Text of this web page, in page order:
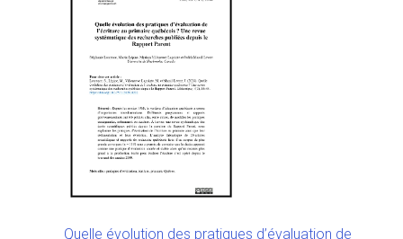
Quelle évolution des pratiques d’évaluation de